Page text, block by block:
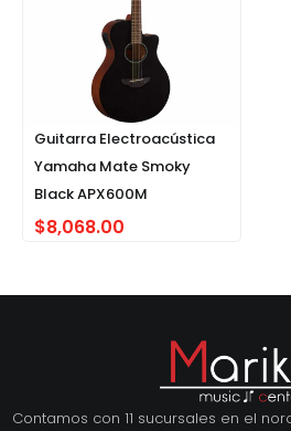
Guitarra Electroacústica
Yamaha Mate Smoky
Black APX600M
$8,068.00
Contamos con 11 sucursales en el